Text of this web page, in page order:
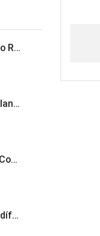
Parlante Amplificado Recargable BT | Italy Audio ITL-PRO11
BOSE S1 PRO+ | Parlante Profesional PA Inalámbrico
Pioneer DDJ-REV1 | Controlador DJ de 2 canales estilo Scratch
Pioneer HDJ-X5 | Audífonos para DJ